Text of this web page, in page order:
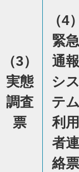
（3）
実態
調査
票
（4
緊急
通報
シ
テ
利用
者連
絡票